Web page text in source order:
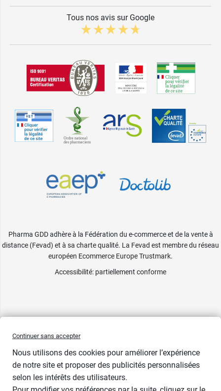
Tous nos avis sur Google
Pharma GDD adhère à la Fédération du e-commerce et de la vente à
distance (Fevad) et à sa charte qualité. La Fevad est membre du réseau
européen Ecommerce Europe Trustmark.
Accessibilité: partiellement conforme
Continuer sans accepter
Nous utilisons des cookies pour améliorer l’expérience
de notre site et proposer des publicités personnalisées
selon les intérêts des utilisateurs.